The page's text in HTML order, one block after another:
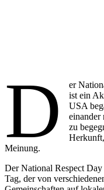
D
er
ist ein
USA
einander
zu
Meinung.
Der National Respect
Tag, der von